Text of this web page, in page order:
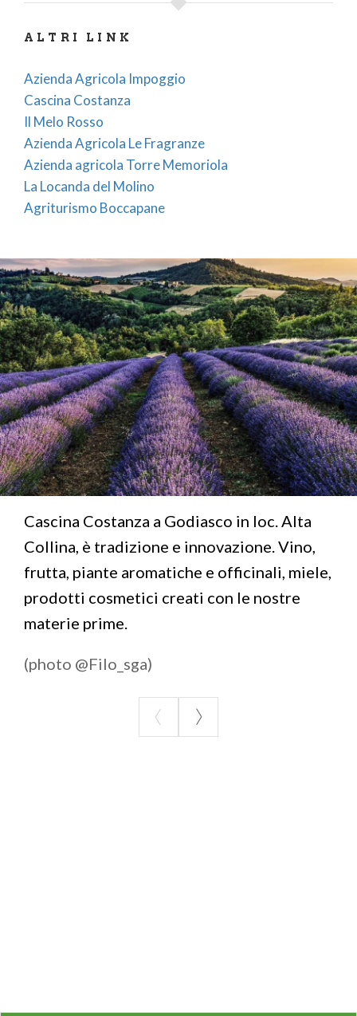
prima settimana di giugno 2026
Contattate direttamente le aziende per organizzare
lavanda.
CLICCA SUL LINK PER LA POSIZIONE SU
GOOGLE MAPS
Azienda Agricola Impoggio - Borgoratto
Mormorolo
Il Melo Rosso - Fortunago
Azienda Agricola Le Fragranze - Varzi
Azienda Agricola Torre Memoriola - Borgoratto
Mormorolo
B&B La Locanda del Molino - Fortunago
Agriturismo Boccapane
(Photo Federica Manenti)
ALTRI LINK
Azienda Agricola Impoggio
Cascina Costanza
Il Melo Rosso
Azienda Agricola Le Fragranze
Azienda agricola Torre Memoriola
La Locanda del Molino
Agriturismo Boccapane
Cascina Costanza a Godiasco in loc. Alta
Collina, è tradizione e innovazione. Vino,
frutta, piante aromatiche e officinali, miele,
prodotti cosmetici creati con le nostre
materie prime.
(photo @Filo_sga)